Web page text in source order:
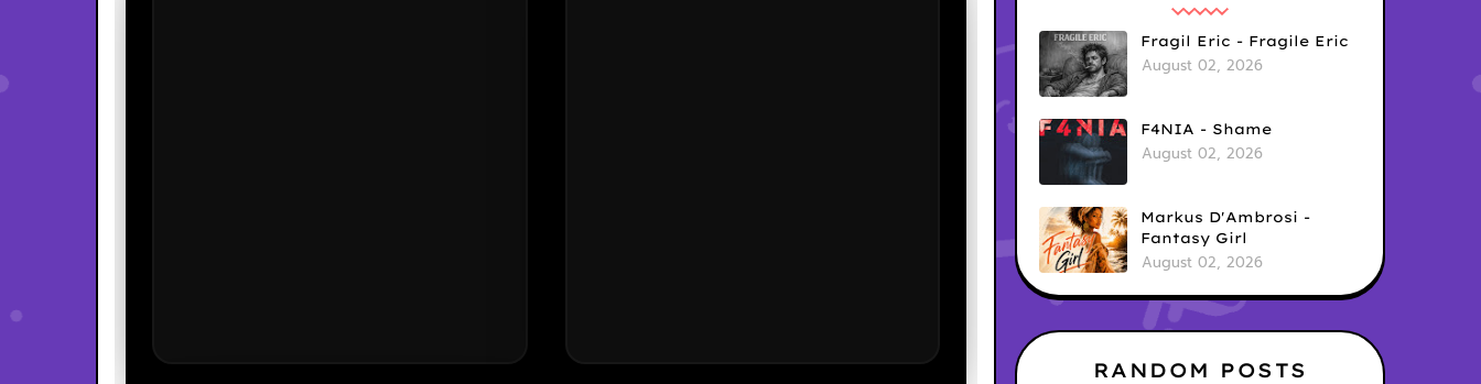
Fragil Eric - Fragile Eric
August 02, 2026
F4NIA - Shame
August 02, 2026
Markus D'Ambrosi -
Fantasy Girl
August 02, 2026
RANDOM POSTS